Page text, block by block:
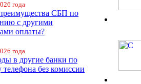
года
СБП по
с другими
оплаты?
года
в другие банки по
телефона без комиссии